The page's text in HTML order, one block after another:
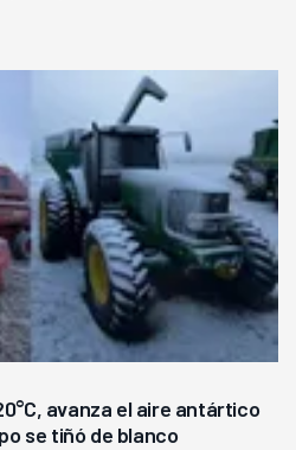
avanza el aire antártico
se tiñó de blanco